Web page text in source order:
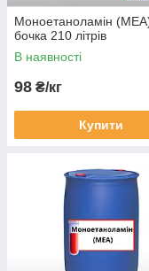
Моноетаноламін
бочка 210 літрів
В наявності
98 ₴/кг
Купити